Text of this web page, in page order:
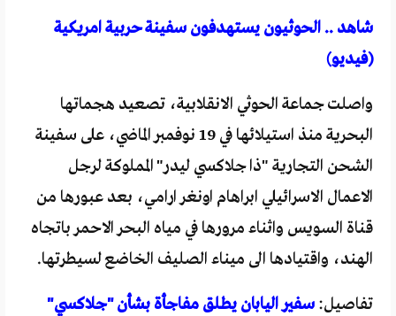
شاهد .. الحوثيون يستهدفون سفينة حربية امريكية
(فيديو)
واصلت جماعة الحوثي الانقلابية، تصعيد هجماتها
البحرية منذ استيلائها في 19 نوفمبر الماضي، على سفينة
الشحن التجارية "ذا جلاكسي ليدر" المملوكة لرجل
الاعمال الاسرائيلي ابراهام اونغر ارامي، بعد عبورها من
قناة السويس واثناء مرورها في مياه البحر الاحمر باتجاه
الهند، واقتيادها الى ميناء الصليف الخاضع لسيطرتها.
تفاصيل: سفير اليابان يطلق مفاجأة بشأن "جلاكسي"